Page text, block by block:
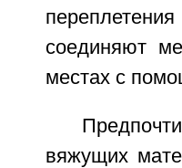
соединяют
местах с
вяжущих